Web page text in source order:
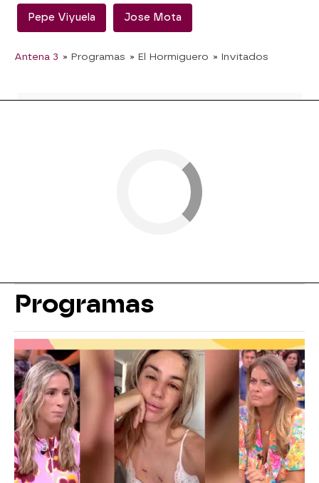
Pepe Viyuela Jose Mota
Antena 3 » Programas » El Hormiguero » Invitados
Programas